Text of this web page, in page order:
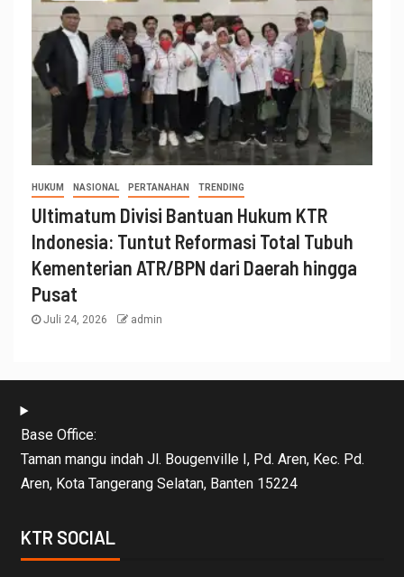
HUKUM NASIONAL PERTANAHAN TRENDING
Ultimatum Divisi Bantuan Hukum KTR
Indonesia: Tuntut Reformasi Total Tubuh
Kementerian ATR/BPN dari Daerah hingga
Pusat
Juli 24, 2026 admin
Base Office:
Taman mangu indah Jl. Bougenville I, Pd. Aren, Kec. Pd.
Aren, Kota Tangerang Selatan, Banten 15224
KTR SOCIAL